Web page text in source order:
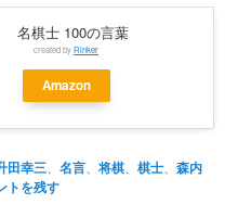
名棋士 100の言葉
created byRinker
Amazon
田幸三 、名言 、将棋 、棋士 、森内
トを残す